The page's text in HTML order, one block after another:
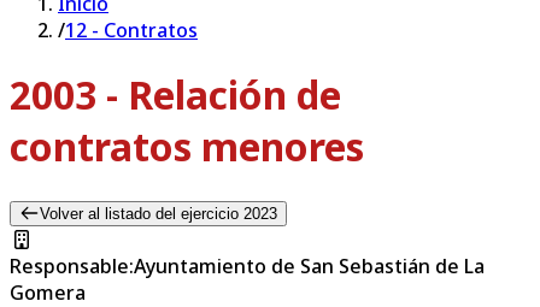
/12 - Contratos
2003 - Relación de
contratos menores
Volver al listado del ejercicio 2023
Responsable:Ayuntamiento de San Sebastián de La
Gomera